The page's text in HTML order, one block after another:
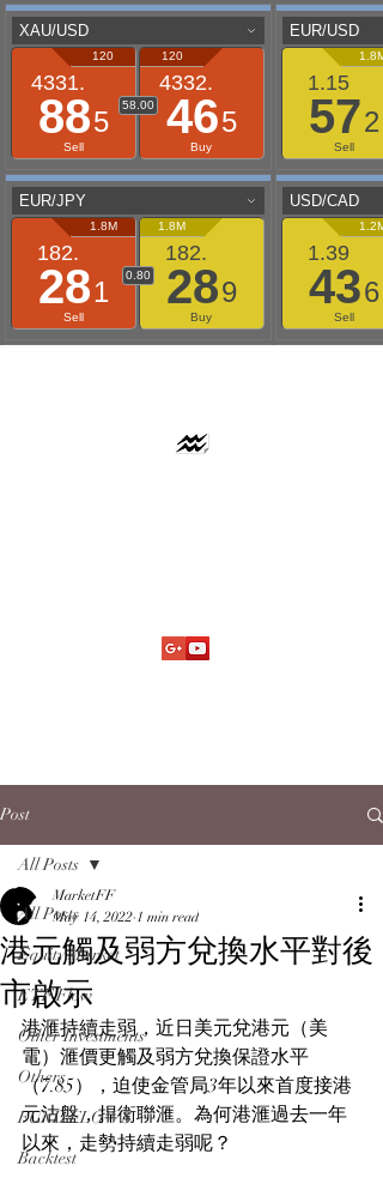
Post
All Posts
Equity Market
ETF Flow
Other Investments
Others
FUND FLOWS
Backtest
All Posts
港元觸及弱方兌換水平對後
市啟示
MarketFF
May 14, 2022 1 min read
港滙持續走弱，近日美元兌港元（美
電）滙價更觸及弱方兌換保證水平
（7.85），迫使金管局3年以來首度接港
元沽盤，捍衛聯滙。為何港滙過去一年
以來，走勢持續走弱呢？